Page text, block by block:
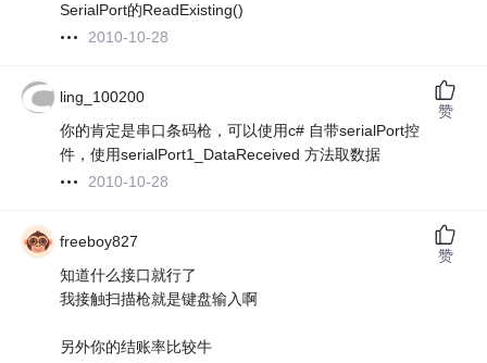
SerialPort的ReadExisting()
2010-10-28
ling_100200
你的肯定是串口条码枪，可以使用c# 自带serialPort控
件，使用serialPort1_DataReceived 方法取数据
2010-10-28
赞
freeboy827
知道什么接口就行了
我接触扫描枪就是键盘输入啊
另外你的结账率比较牛
赞